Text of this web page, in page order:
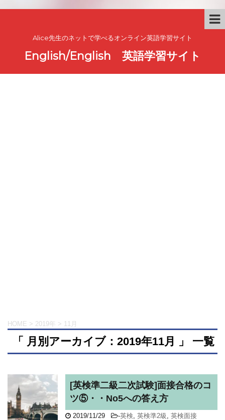
Alice先生のネットで学べるオンライン英語学習サイト
English/English 英語学習サイト
HOME > 2019年 > 11月
「 月別アーカイブ：2019年11月 」 一覧
[英検準二級二次試験]面接合格のコ
ツ⑤・・No5への答え方
2019/11/29 -英検 英検準2級 英検面接